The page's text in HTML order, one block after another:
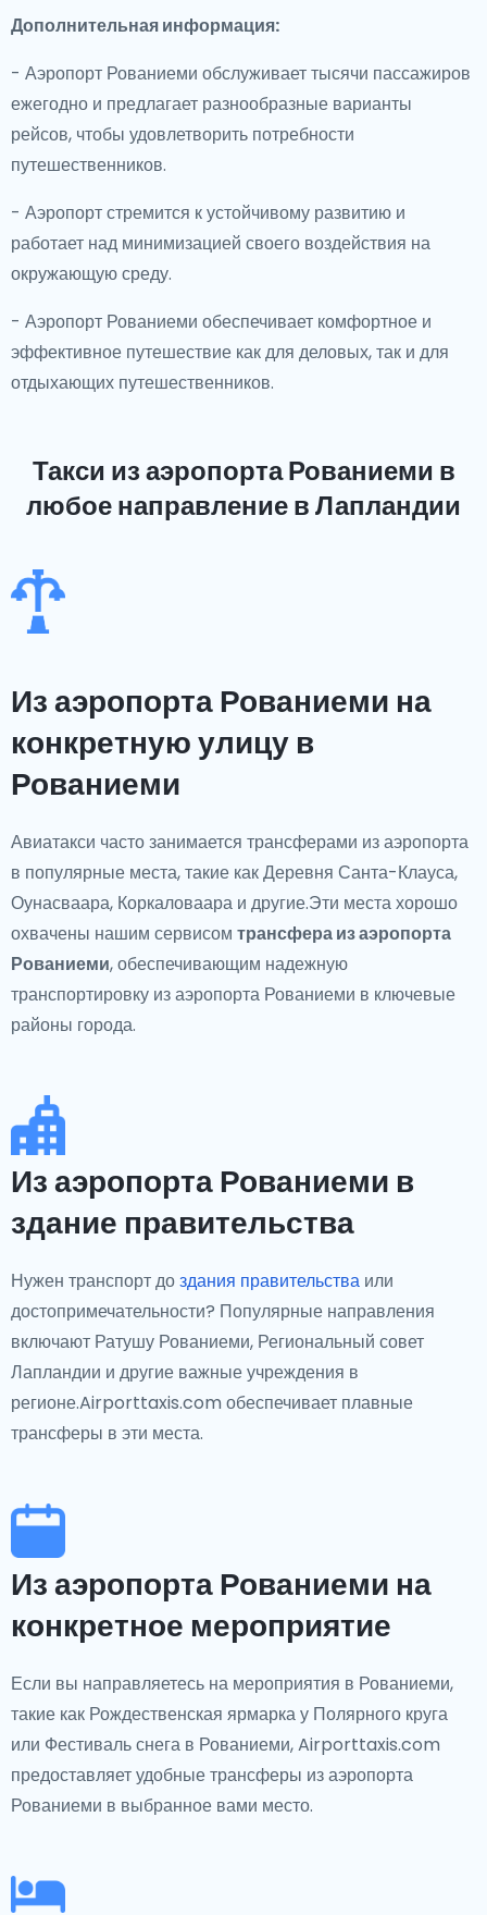
Дополнительная информация:
- Аэропорт Рованиеми обслуживает тысячи пассажиров
ежегодно и предлагает разнообразные варианты
рейсов, чтобы удовлетворить потребности
путешественников.
- Аэропорт стремится к устойчивому развитию и
работает над минимизацией своего воздействия на
окружающую среду.
- Аэропорт Рованиеми обеспечивает комфортное и
эффективное путешествие как для деловых, так и для
отдыхающих путешественников.
Такси из аэропорта Рованиеми в
любое направление в Лапландии
Из аэропорта Рованиеми на
конкретную улицу в
Рованиеми
Авиатакси часто занимается трансферами из аэропорта
в популярные места, такие как Деревня Санта-Клауса,
Оунасваара, Коркаловаара и другие.Эти места хорошо
охвачены нашим сервисом трансфера из аэропорта
Рованиеми, обеспечивающим надежную
транспортировку из аэропорта Рованиеми в ключевые
районы города.
Из аэропорта Рованиеми в
здание правительства
Нужен транспорт доздания правительства или
достопримечательности? Популярные направления
включают Ратушу Рованиеми, Региональный совет
Лапландии и другие важные учреждения в
регионе.Airporttaxis.com обеспечивает плавные
трансферы в эти места.
Из аэропорта Рованиеми на
конкретное мероприятие
Если вы направляетесь на мероприятия в Рованиеми,
такие как Рождественская ярмарка у Полярного круга
или Фестиваль снега в Рованиеми, Airporttaxis.com
предоставляет удобные трансферы из аэропорта
Рованиеми в выбранное вами место.